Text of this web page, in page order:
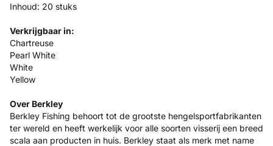
Inhoud: 20 stuks
Verkrijgbaar in:
Chartreuse
Pearl White
White
Yellow
Over Berkley
Berkley Fishing behoort tot de grootste hengelsportfabrikanten
ter wereld en heeft werkelijk voor alle soorten visserij een breed
scala aan producten in huis. Berkley staat als merk met name